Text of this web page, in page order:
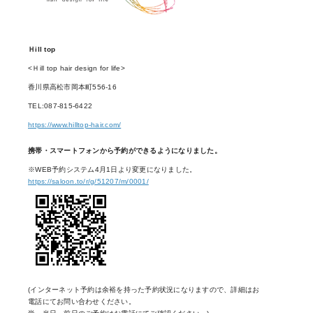
Ｈill top
<Ｈill top hair design for life>
香川県高松市岡本町556-16
TEL:087-815-6422
https://www.hilltop-hair.com/
携帯・スマートフォンから予約ができるようになりました。
※WEB予約システム4月1日より変更になりました。
https://saloon.to/r/g/51207/m/0001/
(インターネット予約は余裕を持った予約状況になりますので、詳細はお
電話にてお問い合わせください。